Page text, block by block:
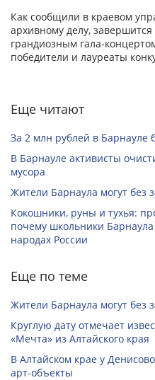
Как сообщили в краевом
архивному делу,
грандиозным гала-
победители и лауреаты
Еще читают
За 2 млн рублей в Барнауле
В Барнауле активисты
мусора
Жители Барнаула могут
Кокошники, руны и тухья:
почему школьники
народах России
Еще по теме
Жители Барнаула могут
Круглую дату отмечает
«Мечта» из Алтайского края
В Алтайском крае у
арт-объекты